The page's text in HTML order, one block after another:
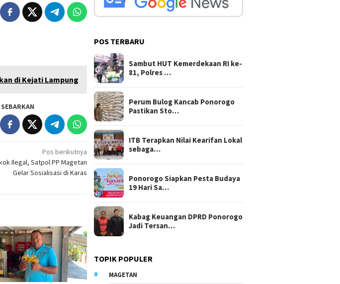
di Kejati Lampung
SEBARKAN
Pos berikutnya
Ilegal, Satpol PP Magetan
Gelar Sosialisasi di Karas
POS TERBARU
Sambut HUT Kemerdekaan RI ke-
81, Polres …
Perum Bulog Kancab Ponorogo
Pastikan Sto…
ITB Terapkan Nilai Kearifan Lokal
sebaga…
Ponorogo Siapkan Pesta Budaya
19 Hari Sa…
Kabag Keuangan DPRD Ponorogo
Jadi Tersan…
TOPIK POPULER
MAGETAN